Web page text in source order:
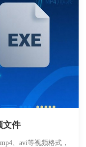
文件
、avi等视频格式，